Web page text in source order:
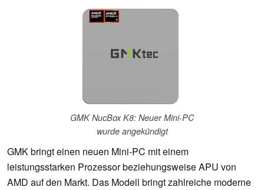
GMK NucBox K8: Neuer Mini-PC
wurde angekündigt
GMK bringt einen neuen Mini-PC mit einem
leistungsstarken Prozessor beziehungsweise APU von
AMD auf den Markt. Das Modell bringt zahlreiche moderne